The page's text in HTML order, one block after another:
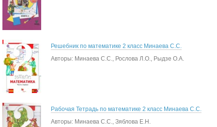
Решебник по математике 2 класс Минаева С.С.
Авторы: Минаева С.С., Рослова Л.О., Рыдзе О.А.
Рабочая Тетрадь по математике 2 класс Минаева С.С.
Авторы: Минаева С.С., Зяблова Е.Н.